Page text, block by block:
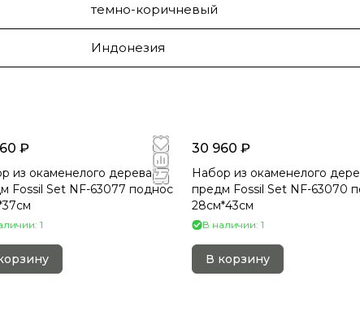
темно-коричневый
Индонезия
₽
из окаменелого дерева 4
Fossil Set NF-63077 поднос
1
30 960 ₽
Набор из окаменелого
предм Fossil Set NF-63070
28см*43см
В наличии: 1
В корзину